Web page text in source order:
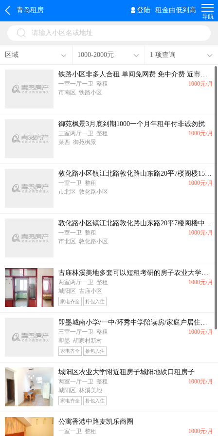
青岛租房 登陆 租金由低到高
导航
请输入小区名或地址
区域 1000-2000元 1 项查询
铁路小区非多人合租 单间免网费 免中介费 近市北万达CBD锦绣华城二轻新村 随时看房 地铁口 好相处
一室一厅一卫 整租
市南区 铁路小区
1000元/月
御苑枫景3月底到期1000一个月年租年付非诚勿扰
三室两厅一卫 整租
莱西 御苑枫景
1000元/月
敦化路小区镇江北路敦化路山东路20平7楼阁楼1500园带家具家电有卫生间
一室一卫 整租
市北区 敦化路小区
1000元/月
敦化路小区镇江北路敦化路山东路20平7楼阁楼中装南向1500园带家具家电有卫生间
一室一卫 整租
市北区 敦化路小区
1000元/月
古庙林溪美地多套可以短租考研的房子农业大学西苑仁和居等小区
两室两厅一卫 整租
城阳区 古庙小区
家电齐全 拎包入住
1000元/月
即墨城南小学/一中/环秀中学陪读房/家庭户居住房屋出租
三室一厅一卫 整租
即墨 胡家村新村
家电齐全 拎包入住
1000元/月
城阳区农业大学附近租房子城阳地铁口租房子
两室一厅一卫 整租
城阳区 林溪美地
家电齐全 拎包入住
1000元/月
公寓香港中路麦凯乐商圈
一室一卫 整租 1000元/月